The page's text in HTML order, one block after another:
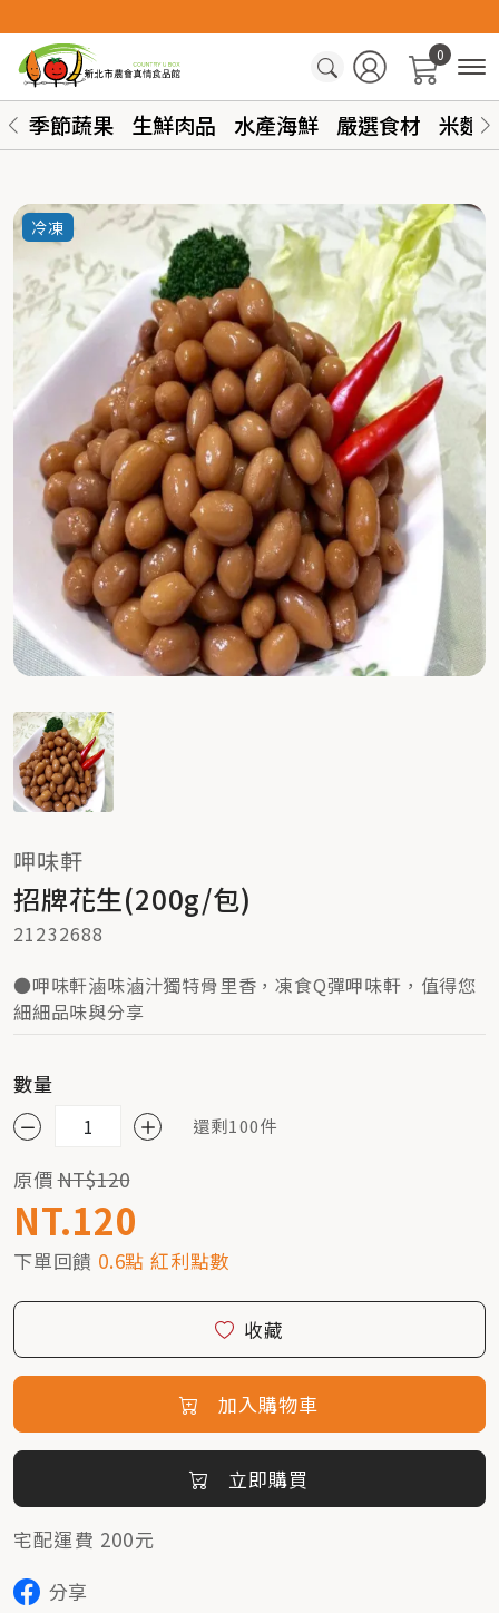
0
季節蔬果 生鮮肉品 水產海鮮 嚴選食材 米麵
冷凍
呷味軒
招牌花生(200g/包)
21232688
●呷味軒滷味滷汁獨特骨里香，凍食Q彈呷味軒，值得您
細細品味與分享
數量
還剩100件
原價NT$120
NT.120
下單回饋 0.6點 紅利點數
收藏
加入購物車
立即購買
宅配運費 200元
分享